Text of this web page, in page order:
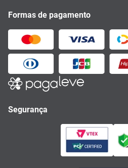
Formas de pagamento
Segurança